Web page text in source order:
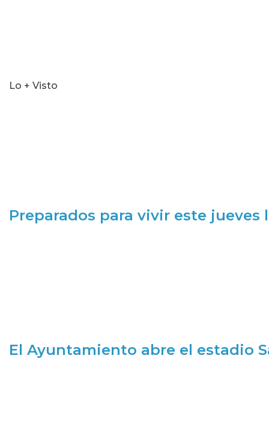
Lo + Visto
Preparados para vivir este jueves
El Ayuntamiento abre el estadio